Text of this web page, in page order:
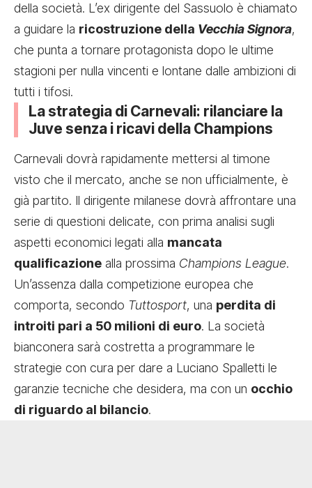
della società. L’ex dirigente del Sassuolo è chiamato
a guidare la ricostruzione della Vecchia Signora,
che punta a tornare protagonista dopo le ultime
stagioni per nulla vincenti e lontane dalle ambizioni di
tutti i tifosi.
La strategia di Carnevali: rilanciare la
Juve senza i ricavi della Champions
Carnevali dovrà rapidamente mettersi al timone
visto che il mercato, anche se non ufficialmente, è
già partito. Il dirigente milanese dovrà affrontare una
serie di questioni delicate, con prima analisi sugli
aspetti economici legati alla mancata
qualificazione alla prossima Champions League.
Un’assenza dalla competizione europea che
comporta, secondo Tuttosport, una perdita di
introiti pari a 50 milioni di euro. La società
bianconera sarà costretta a programmare le
strategie con cura per dare a Luciano Spalletti le
garanzie tecniche che desidera, ma con un occhio
di riguardo al bilancio.